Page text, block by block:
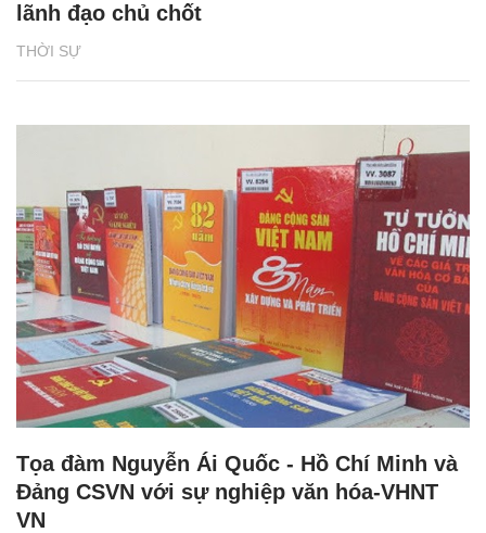
THỜI SỰ
lãnh đạo chủ chốt
Tọa đàm Nguyễn Ái Quốc - Hồ Chí Minh và
Đảng CSVN với sự nghiệp văn hóa-VHNT
VN